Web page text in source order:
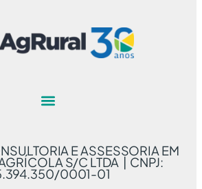
E ASSESSORIA EM
S/C LTDA | CNPJ:
0001-01